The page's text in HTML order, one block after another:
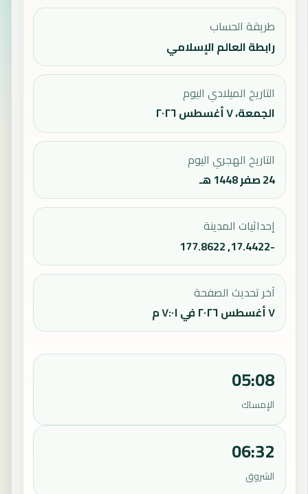
طريقة الحساب
رابطة العالم الإسلامي
التاريخ الميلادي اليوم
الجمعة، ٧ أغسطس ٢٠٢٦
التاريخ الهجري اليوم
24 صفر 1448 هـ
إحداثيات المدينة
-17.4422, 177.8622
آخر تحديث الصفحة
٧ أغسطس ٢٠٢٦ في ٧:٠١ م
05:08
الإمساك
06:32
الشروق